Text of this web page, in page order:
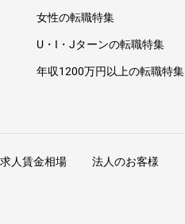
女性の転職特集
U・I・Jターンの転職特集
年収1200万円以上の転職特集
人賃金相場 法人のお客様